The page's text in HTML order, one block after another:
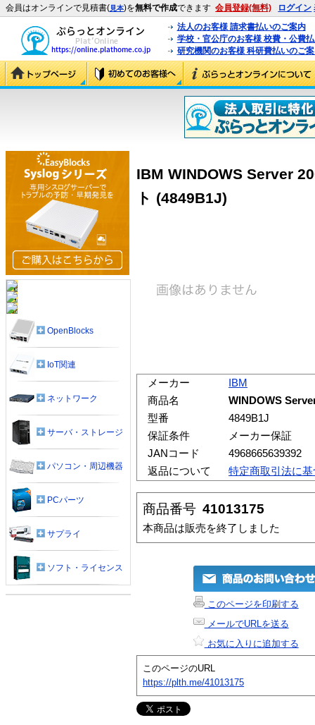
会員はオンラインで見積書(見本)を無料で作成できます 会員登録(無料) ログイン
法人のお客様 請求書払いのご案内
学校・官公庁のお客様 校費・公費
研究機関のお客様 科研費払いのご
IBM WINDOWS Server
ト (4849B1J)
メーカー
IBM
商品名
WINDOWS
型番
4849B1J
保証条件
メーカー保証
JANコード
4968665639392
返品について
特定商取引法に
商品番号 41013175
本商品は販売を終了しました
このページを印刷する
メールでURLを送る
お気に入りに追加する
このページのURL
https://plth.me/41013175
OpenBlocks
IoT関連
ネットワーク
サーバ・ストレージ
パソコン・周辺機器
PCパーツ
サプライ
ソフト・ライセンス